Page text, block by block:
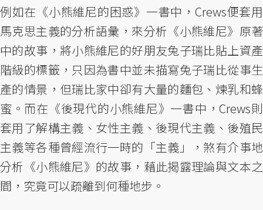
例如在《小熊維尼的困惑》一書中，Crews便套用
馬克思主義的分析語彙，來分析《小熊維尼》原著
中的故事，將小熊維尼的好朋友兔子瑞比貼上資產
階級的標籤，只因為書中並未描寫兔子瑞比從事生
產的情景，但瑞比家中卻有大量的麵包、煉乳和蜂
蜜。而在《後現代的小熊維尼》一書中，Crews則
套用了解構主義、女性主義、後現代主義、後殖民
主義等各種曾經流行一時的「主義」，煞有介事地
分析《小熊維尼》的故事，藉此揭露理論與文本之
間，究竟可以疏離到何種地步。